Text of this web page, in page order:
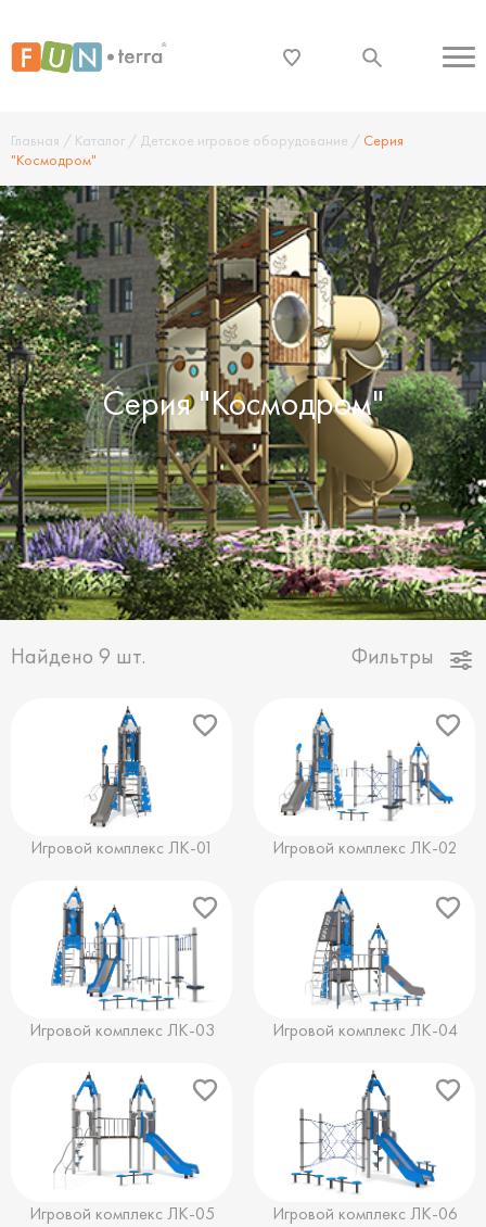
Главная / Каталог / Детское игровое оборудование / Серия
"Космодром"
Серия "Космодром"
Фильтры
Найдено 9 шт.
Игровой комплекс ЛК-01 Игровой комплекс ЛК-02
Игровой комплекс ЛК-03 Игровой комплекс ЛК-04
Игровой комплекс ЛК-05 Игровой комплекс ЛК-06